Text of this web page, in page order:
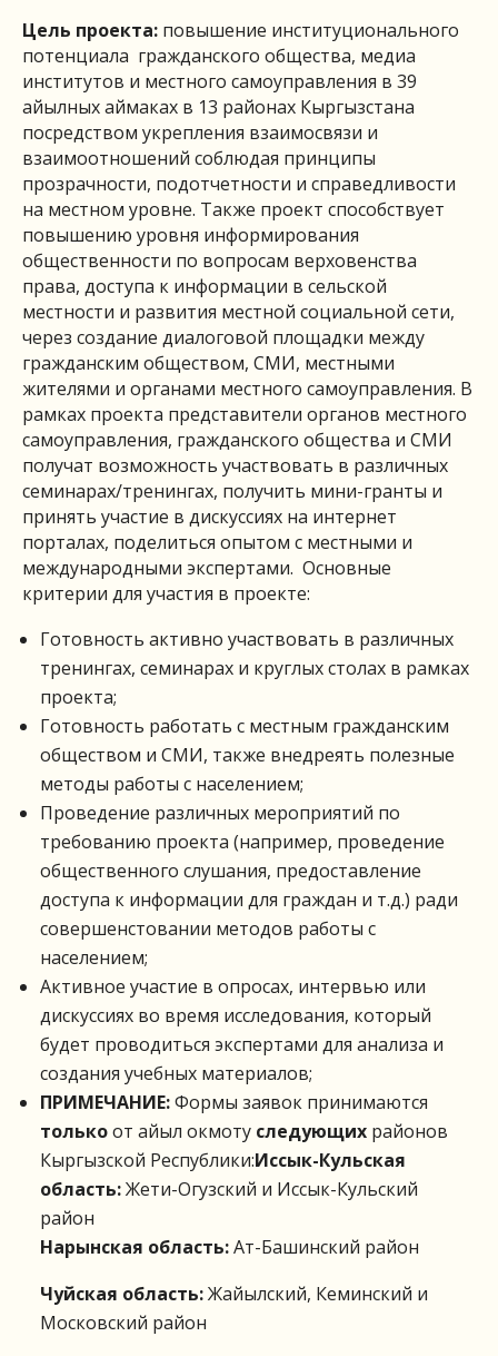
Цель проекта: повышение институционального
потенциала гражданского общества, медиа
институтов и местного самоуправления в 39
айылных аймаках в 13 районах Кыргызстана
посредством укрепления взаимосвязи и
взаимоотношений соблюдая принципы
прозрачности, подотчетности и справедливости
на местном уровне. Также проект способствует
повышению уровня информирования
общественности по вопросам верховенства
права, доступа к информации в сельской
местности и развития местной социальной сети,
через создание диалоговой площадки между
гражданским обществом, СМИ, местными
жителями и органами местного самоуправления. В
рамках проекта представители органов местного
самоуправления, гражданского общества и СМИ
получат возможность участвовать в различных
семинарах/тренингах, получить мини-гранты и
принять участие в дискуссиях на интернет
порталах, поделиться опытом с местными и
международными экспертами. Основные
критерии для участия в проекте:
Готовность активно участвовать в различных
тренингах, семинарах и круглых столах в рамках
проекта;
Готовность работать с местным гражданским
обществом и СМИ, также внедреять полезные
методы работы с населением;
Проведение различных мероприятий по
требованию проекта (например, проведение
общественного слушания, предоставление
доступа к информации для граждан и т.д.) ради
совершенстовании методов работы с
населением;
Активное участие в опросах, интервью или
дискуссиях во время исследования, который
будет проводиться экспертами для анализа и
создания учебных материалов;
ПРИМЕЧАНИЕ:Формы заявок принимаются
толькоот айыл окмоту следующих районов
Кыргызской Республики:Иссык-Кульская
область:Жети-Огузский и Иссык-Кульский
район
Нарынская область:Ат-Башинский район
Чуйская область:Жайылский, Кеминский и
Московский район